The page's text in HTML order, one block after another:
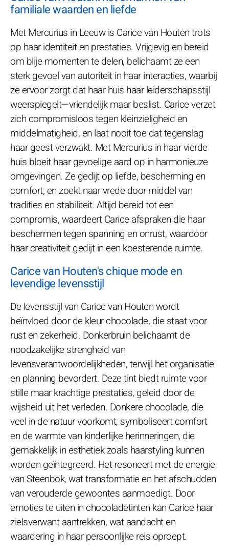
familiale waarden en liefde
Met Mercurius in Leeuw is Carice van Houten trots
op haar identiteit en prestaties. Vrijgevig en bereid
om blije momenten te delen, belichaamt ze een
sterk gevoel van autoriteit in haar interacties, waarbij
ze ervoor zorgt dat haar huis haar leiderschapsstijl
weerspiegelt—vriendelijk maar beslist. Carice verzet
zich compromisloos tegen kleinzieligheid en
middelmatigheid, en laat nooit toe dat tegenslag
haar geest verzwakt. Met Mercurius in haar vierde
huis bloeit haar gevoelige aard op in harmonieuze
omgevingen. Ze gedijt op liefde, bescherming en
comfort, en zoekt naar vrede door middel van
tradities en stabiliteit. Altijd bereid tot een
compromis, waardeert Carice afspraken die haar
beschermen tegen spanning en onrust, waardoor
haar creativiteit gedijt in een koesterende ruimte.
Carice van Houten's chique mode en
levendige levensstijl
De levensstijl van Carice van Houten wordt
beïnvloed door de kleur chocolade, die staat voor
rust en zekerheid. Donkerbruin belichaamt de
noodzakelijke strengheid van
levensverantwoordelijkheden, terwijl het organisatie
en planning bevordert. Deze tint biedt ruimte voor
stille maar krachtige prestaties, geleid door de
wijsheid uit het verleden. Donkere chocolade, die
veel in de natuur voorkomt, symboliseert comfort
en de warmte van kinderlijke herinneringen, die
gemakkelijk in esthetiek zoals haarstyling kunnen
worden geïntegreerd. Het resoneert met de energie
van Steenbok, wat transformatie en het afschudden
van verouderde gewoontes aanmoedigt. Door
emoties te uiten in chocoladetinten kan Carice haar
zielsverwant aantrekken, wat aandacht en
waardering in haar persoonlijke reis oproept.